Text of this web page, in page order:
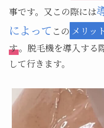
事です。又この際には
によってこの メリット
す。脱毛機を導入する
して行きます。